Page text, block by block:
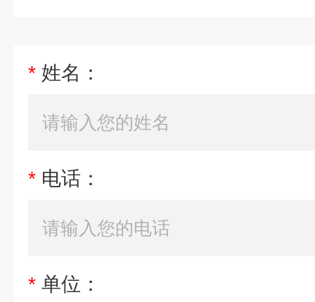
* 姓名：
* 电话：
* 单位：